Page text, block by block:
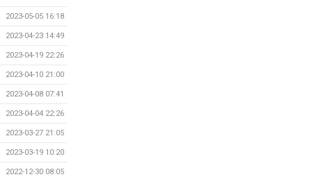
2023-05-05 16:18
2023-04-23 14:49
2023-04-19 22:26
2023-04-10 21:00
2023-04-08 07:41
2023-04-04 22:26
2023-03-27 21:05
2023-03-19 10:20
2022-12-30 08:05